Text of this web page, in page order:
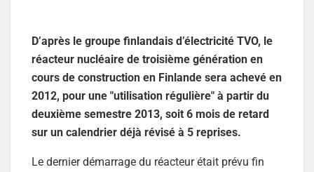
D’après le groupe finlandais d’électricité TVO, le
réacteur nucléaire de troisième génération en
cours de construction en Finlande sera achevé en
2012, pour une "utilisation régulière" à partir du
deuxième semestre 2013, soit 6 mois de retard
sur un calendrier déjà révisé à 5 reprises.
Le dernier démarrage du réacteur était prévu fin